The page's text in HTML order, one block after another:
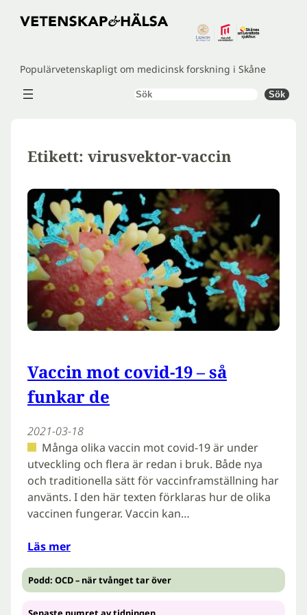
Hoppa
Populärvetenskapligt om medicinsk forskning i Skåne
Sök Sök
Etikett: virusvektor-vaccin
Vaccin mot covid-19 – så
funkar de
2021-03-18
Många olika vaccin mot covid-19 är under
utveckling och flera är redan i bruk. Både nya
och traditionella sätt för vaccinframställning har
använts. I den här texten förklaras hur de olika
vaccinen fungerar. Vaccin kan…
Läs mer
Podd: OCD – när tvånget tar över